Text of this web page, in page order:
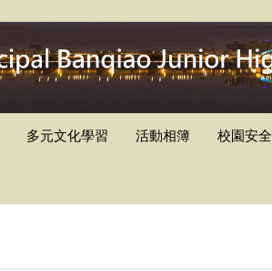
多元文化學習 活動相簿 校園安全